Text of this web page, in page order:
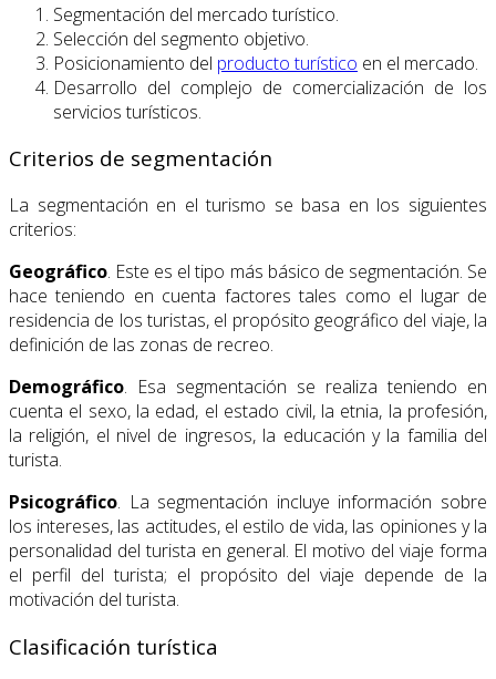
Segmentación del mercado turístico.
Selección del segmento objetivo.
Posicionamiento del producto turístico en el mercado.
Desarrollo del complejo de comercialización de los
servicios turísticos.
Criterios de segmentación
La segmentación en el turismo se basa en los siguientes
criterios:
Geográfico. Este es el tipo más básico de segmentación. Se
hace teniendo en cuenta factores tales como el lugar de
residencia de los turistas, el propósito geográfico del viaje, la
definición de las zonas de recreo.
Demográfico. Esa segmentación se realiza teniendo en
cuenta el sexo, la edad, el estado civil, la etnia, la profesión,
la religión, el nivel de ingresos, la educación y la familia del
turista.
Psicográfico. La segmentación incluye información sobre
los intereses, las actitudes, el estilo de vida, las opiniones y la
personalidad del turista en general. El motivo del viaje forma
el perfil del turista; el propósito del viaje depende de la
motivación del turista.
Clasificación turística